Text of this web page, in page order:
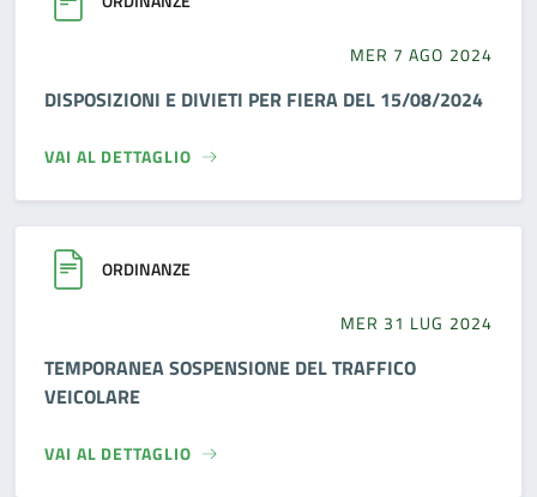
MER 7 AGO 2024
DISPOSIZIONI E DIVIETI PER FIERA DEL 15/08/2024
VAI AL DETTAGLIO
ORDINANZE
MER 31 LUG 2024
TEMPORANEA SOSPENSIONE DEL TRAFFICO
VEICOLARE
VAI AL DETTAGLIO